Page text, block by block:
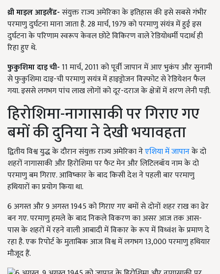
थ्री माइल आइलैंड-संयुक्त राज्य अमेरिका के इतिहास की इसे सबसे गंभीर
परमाणु दुर्घटना माना जाता है. 28 मार्च, 1979 को परमाणु संयंत्र में हुई इस
दुर्घटना के परिणाम स्वरूप केवल छोटे विकिरण वाले रेडियोधर्मी पदार्थ ही
रिहा हुए थे.
फुकुशिमा दाइ ची-11 मार्च, 2011 को पूर्वी जापान में आए भुकंप और सुनामी
से फुकुशिमा दाइ-ची परमाणु सयंत्र में हाइड्रोजन विस्फोट से रेडियेशन फैल
गया. इससे लगभग पांच लाख लोगों को दूर-दराज के क्षेत्रों में शरण लेनी पड़ी.
हिरोशिमा-नागासाकी पर गिराए गए
बमों की दुनिया ने देखी भयावहता
द्वितीय विश्व युद्ध के दौरान संयुक्त राज्य अमेरिका नेएशिया में जापानके दो
शहरों नागासाकी और हिरोशिमा पर फैट मेन और लिटिलबॉय नाम के दो
परमाणु बम गिराए. आविष्कार के बाद किसी देश ने पहली बार परमाणु
हथियारों का प्रयोग किया था.
6 अगस्त और 9 अगस्त 1945 को गिराए गए बमों से दोनों शहर राख का ढेर
बन गए. परमाणु हमले के बाद निकले विकरण का असर आज तक आस-
पास के शहरों में रहने वाली आबादी में विकार के रूप में विध्वंश के प्रमाण दे
रहा है. एक रिपोर्ट के मुताबिक आज विश्व में लगभग 13,000 परमाणु हथियार
मौजूद हैं.